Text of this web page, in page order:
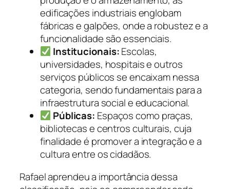
edificações industriais englobam
fábricas e galpões, onde a robustez e a
funcionalidade são essenciais.
Institucionais:Escolas,
universidades, hospitais e outros
serviços públicos se encaixam nessa
categoria, sendo fundamentais para a
infraestrutura social e educacional.
Públicas: Espaços como praças,
bibliotecas e centros culturais, cuja
finalidade é promover a integração e a
cultura entre os cidadãos.
Rafael aprendeu a importância dessa